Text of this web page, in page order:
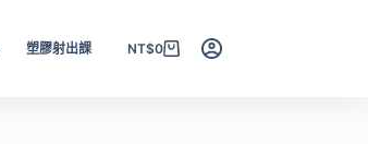
塑膠射出課 NT$0